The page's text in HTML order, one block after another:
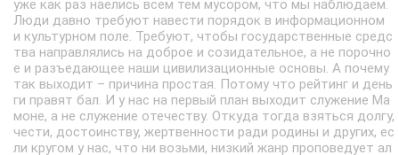
уже как раз наелись всем тем мусором, что мы наблюдаем.
Люди давно требуют навести порядок в информационном
и культурном поле. Требуют, чтобы государственные средс
тва направлялись на доброе и созидательное, а не порочно
е и разъедающее наши цивилизационные основы. А почему
так выходит – причина простая. Потому что рейтинг и день
ги правят бал. И у нас на первый план выходит служение Ма
моне, а не служение отечеству. Откуда тогда взяться долгу,
чести, достоинству, жертвенности ради родины и других, ес
ли кругом у нас, что ни возьми, низкий жанр проповедует ал